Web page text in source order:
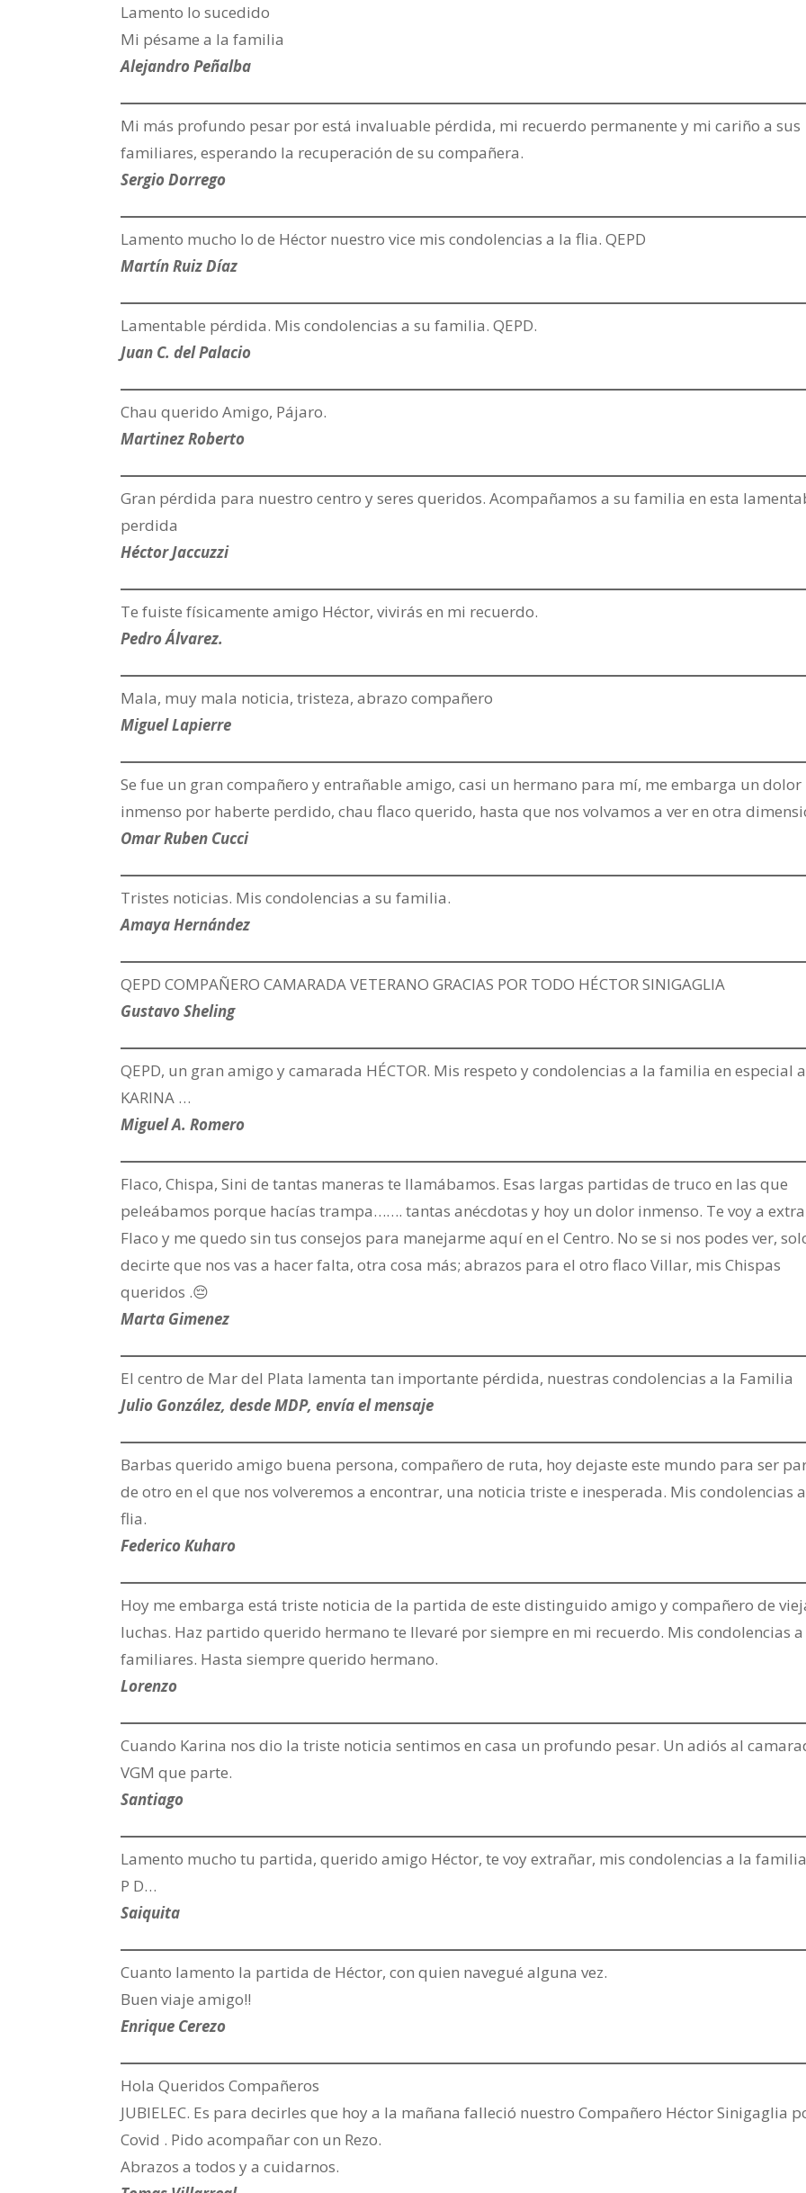
Lamento lo sucedido
Mi pésame a la familia
Alejandro Peñalba
Mi más profundo pesar por está invaluable pérdida, mi recuerdo permanente y mi cariño a sus
familiares, esperando la recuperación de su compañera.
Sergio Dorrego
Lamento mucho lo de Héctor nuestro vice mis condolencias a la flia. QEPD
Martín Ruiz Díaz
Lamentable pérdida. Mis condolencias a su familia. QEPD.
Juan C. del Palacio
Chau querido Amigo, Pájaro.
Martinez Roberto
Gran pérdida para nuestro centro y seres queridos. Acompañamos a su familia en esta
perdida
Héctor Jaccuzzi
Te fuiste físicamente amigo Héctor, vivirás en mi recuerdo.
Pedro Álvarez.
Mala, muy mala noticia, tristeza, abrazo compañero
Miguel Lapierre
Se fue un gran compañero y entrañable amigo, casi un hermano para mí, me embarga un dolor
inmenso por haberte perdido, chau flaco querido, hasta que nos volvamos a ver en otra
Omar Ruben Cucci
Tristes noticias. Mis condolencias a su familia.
Amaya Hernández
QEPD COMPAÑERO CAMARADA VETERANO GRACIAS POR TODO HÉCTOR SINIGAGLIA
Gustavo Sheling
QEPD, un gran amigo y camarada HÉCTOR. Mis respeto y condolencias a la familia en especial a
KARINA …
Miguel A. Romero
Flaco, Chispa, Sini de tantas maneras te llamábamos. Esas largas partidas de truco en las que
peleábamos porque hacías trampa……. tantas anécdotas y hoy un dolor inmenso. Te voy a
Flaco y me quedo sin tus consejos para manejarme aquí en el Centro. No se si nos podes ver,
decirte que nos vas a hacer falta, otra cosa más; abrazos para el otro flaco Villar, mis Chispas
queridos .😔
Marta Gimenez
El centro de Mar del Plata lamenta tan importante pérdida, nuestras condolencias a la Familia
Julio González, desde MDP, envía el mensaje
Barbas querido amigo buena persona, compañero de ruta, hoy dejaste este mundo para ser
de otro en el que nos volveremos a encontrar, una noticia triste e inesperada. Mis condolencias
flia.
Federico Kuharo
Hoy me embarga está triste noticia de la partida de este distinguido amigo y compañero de
luchas. Haz partido querido hermano te llevaré por siempre en mi recuerdo. Mis condolencias a
familiares. Hasta siempre querido hermano.
Lorenzo
Cuando Karina nos dio la triste noticia sentimos en casa un profundo pesar. Un adiós al
VGM que parte.
Santiago
Lamento mucho tu partida, querido amigo Héctor, te voy extrañar, mis condolencias a la
P D…
Saiquita
Cuanto lamento la partida de Héctor, con quien navegué alguna vez.
Buen viaje amigo!!
Enrique Cerezo
Hola Queridos Compañeros
JUBIELEC. Es para decirles que hoy a la mañana falleció nuestro Compañero Héctor Sinigaglia
Covid . Pido acompañar con un Rezo.
Abrazos a todos y a cuidarnos.